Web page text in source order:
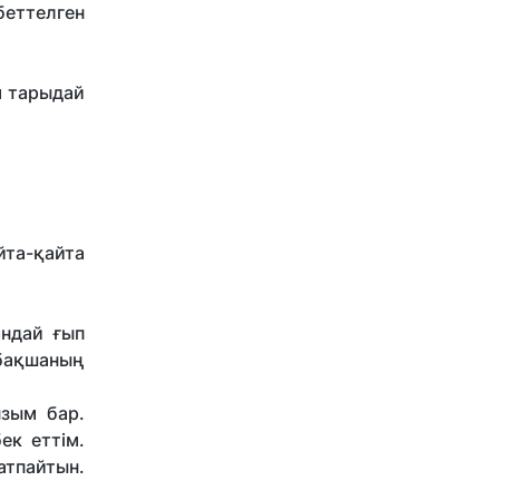
тарыдай
қайта
ғып
бар.
еттім.